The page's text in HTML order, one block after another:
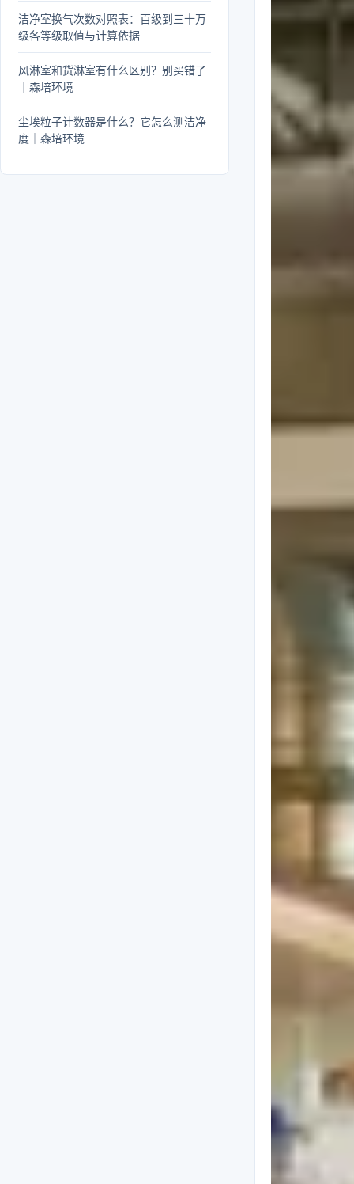
洁净室换气次数对照表：百级到三十万
级各等级取值与计算依据
风淋室和货淋室有什么区别？别买错了
｜森培环境
尘埃粒子计数器是什么？它怎么测洁净
度｜森培环境